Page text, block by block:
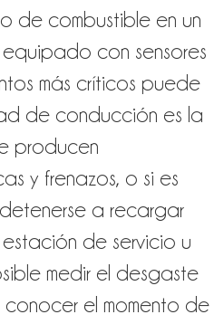
de combustible en un
equipado con sensores
más críticos puede
de conducción es la
producen
y frenazos, o si es
a recargar
de servicio u
medir el desgaste
el momento de